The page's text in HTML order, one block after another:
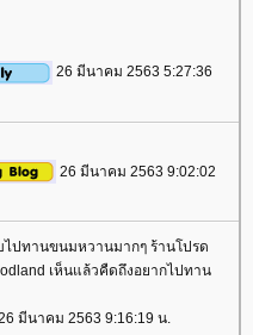
26 มีนาคม 2563 5:27:36
26 มีนาคม 2563 9:02:02
ไปทานขนมหวานมากๆ ร้านโปรด
เห็นแล้วคืดถึงอยากไปทาน
มีนาคม 2563 9:16:19 น.